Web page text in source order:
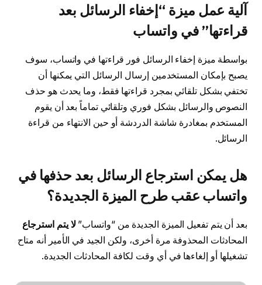
آلية عمل ميزة “إخفاء الرسائل بعد
قراءتها” في واتساب
بواسطة ميزة إخفاء الرسائل فور قراءتها في واتساب، سوف
يصبح بإمكان المستخدمين إرسال الرسائل التي يمكنها أن
تختفي بشكل تلقائي بمجرد قراءتها فقط، وما يحدث هو حذف
النصوص والرسائل بشكل فوري وتلقائي تماماً بعد أن يقوم
المستخدم بمغادرة شاشة الدردشة أو حين الانتهاء من قراءة
الرسائل.
هل يمكن استرجاع الرسائل بعد حذفها في
واتساب عقب طرح الميزة الجديدة؟
بعد أن يتم تفعيل الميزة الجديدة من “واتساب”لا يتم استرجاع
المحادثات المحذوفة مرة أخرى، ولكن الجيد في الأمير أنه متاح
تشغيلها أو إلغاءها في أي وقت لكافة المحادثات الجديدة.